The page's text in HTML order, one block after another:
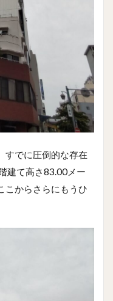
すでに圧倒的な存在
建て高さ83.00メー
こからさらにもうひ